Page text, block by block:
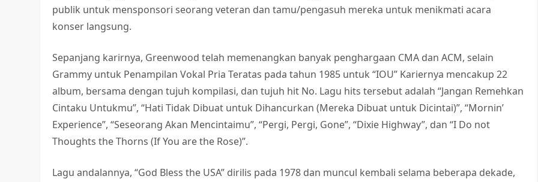
publik untuk mensponsori seorang veteran dan tamu/pengasuh mereka untuk menikmati acara
konser langsung.
Sepanjang karirnya, Greenwood telah memenangkan banyak penghargaan CMA dan ACM, selain
Grammy untuk Penampilan Vokal Pria Teratas pada tahun 1985 untuk “IOU” Kariernya mencakup 22
album, bersama dengan tujuh kompilasi, dan tujuh hit No. Lagu hits tersebut adalah “Jangan Remehkan
Cintaku Untukmu”, “Hati Tidak Dibuat untuk Dihancurkan (Mereka Dibuat untuk Dicintai)”, “Mornin’
Experience”, “Seseorang Akan Mencintaimu”, “Pergi, Pergi, Gone”, “Dixie Highway”, dan “I Do not
Thoughts the Thorns (If You are the Rose)”.
Lagu andalannya, “God Bless the USA” dirilis pada 1978 dan muncul kembali selama beberapa dekade,